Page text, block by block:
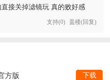
接关掉滤镜玩 真的败好感
支持(0) 盖楼(回复)
方版 下载